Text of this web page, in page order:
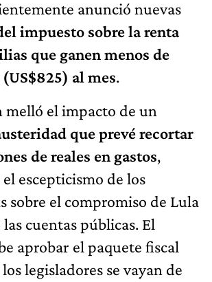
anunció nuevas
impuesto sobre la renta
que ganen menos de
al mes.
melló el impacto de un
que prevé recortar
de reales en gastos,
escepticismo de los
sobre el compromiso de Lula
cuentas públicas. El
aprobar el paquete fiscal
legisladores se vayan de